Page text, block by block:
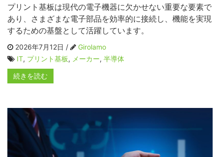
プリント基板は現代の電子機器に欠かせない重要な要素で
あり、さまざまな電子部品を効率的に接続し、機能を実現
するための基盤として活躍しています。
2026年7月12日 /
Girolamo
IT, プリント基板, メーカー, 半導体
続きを読む